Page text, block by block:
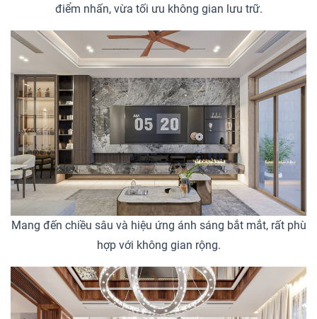
điểm nhấn, vừa tối ưu không gian lưu trữ.
Mang đến chiều sâu và hiệu ứng ánh sáng bắt mắt, rất phù
hợp với không gian rộng.